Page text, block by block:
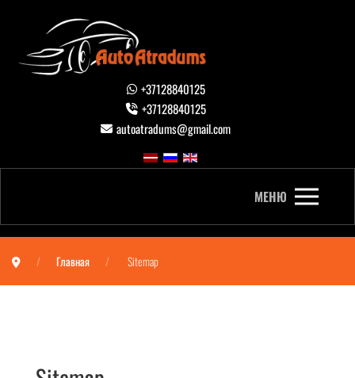
+37128840125
+37128840125
autoatradums@gmail.com
МЕНЮ
Главная Sitemap